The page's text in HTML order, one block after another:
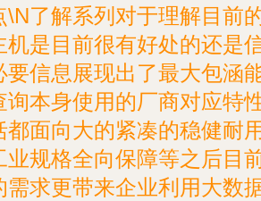
\N了解系列对于理解目前
机是目前很有好处的还是
要信息展现出了最大包涵
询本身使用的厂商对应特
都面向大的紧凑的稳健耐
业规格全向保障等之后目
需求更带来企业利用大数